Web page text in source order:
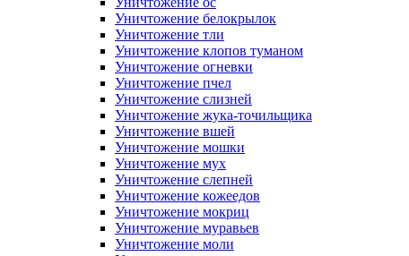
Уничтожение белокрылок
Уничтожение тли
Уничтожение клопов туманом
Уничтожение огневки
Уничтожение пчел
Уничтожение слизней
Уничтожение жука-точильщика
Уничтожение вшей
Уничтожение мошки
Уничтожение мух
Уничтожение слепней
Уничтожение кожеедов
Уничтожение мокриц
Уничтожение муравьев
Уничтожение моли